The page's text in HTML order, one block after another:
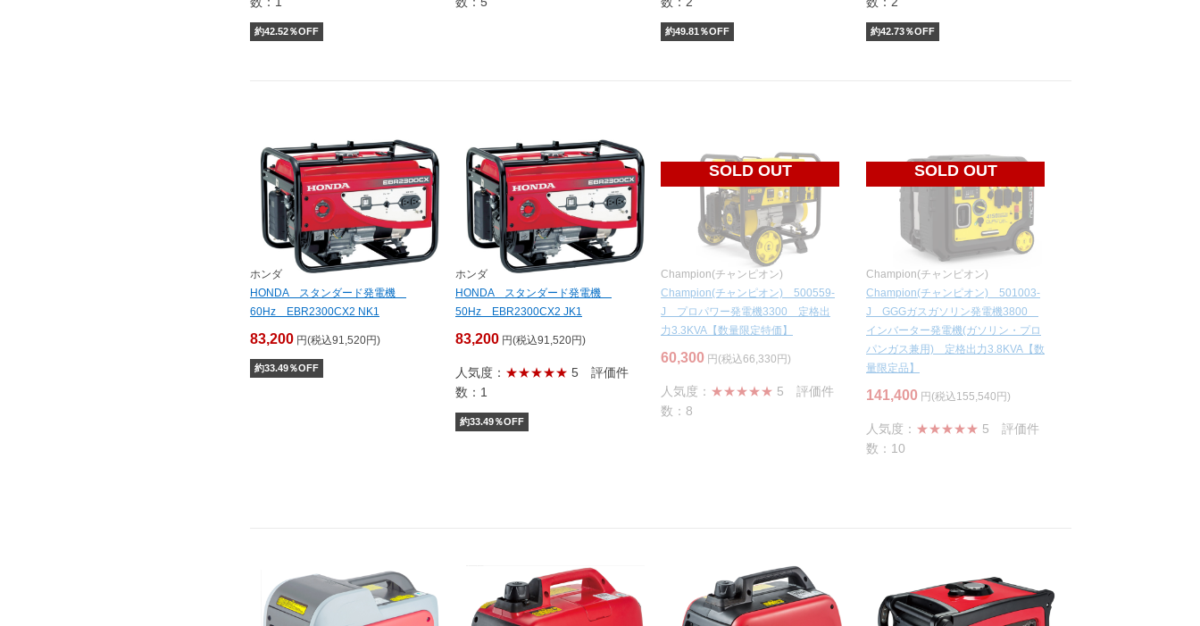
約42.52％OFF 約49.81 ％OFF 約42.73％OFF
ホンダ
HONDA スタンダード発電機
60Hz EBR2300CX2 NK1
83,200 円(税込91,520円)
約33.49％OFF
ホンダ
HONDA スタンダード発電機
50Hz EBR2300CX2 JK1
83,200 円(税込91,520円)
人気度： ★★★★★ 5 評価件
数：1
約33.49％OFF
SOLD OUT
Champion(チャンピオン)
Champion(チャンピオン) 500559-
J プロパワー発電機3300 定格出
力3.3KVA【数量限定特価】
60,300 円(税込66,330円)
人気度： ★★★★★ 5 評価件
数：8
SOLD OUT
Champion(チャンピオン)
Champion(チャンピオン) 501003-
J GGGガスガソリン発電機3800
インバーター発電機(ガソリン・プロ
パンガス兼用) 定格出力3.8KVA【数
量限定品】
141,400 円(税込155,540円)
人気度： ★★★★★ 5 評価件
数：10